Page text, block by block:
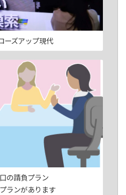
ーズアップ現代
の請負プラン
ランがあります